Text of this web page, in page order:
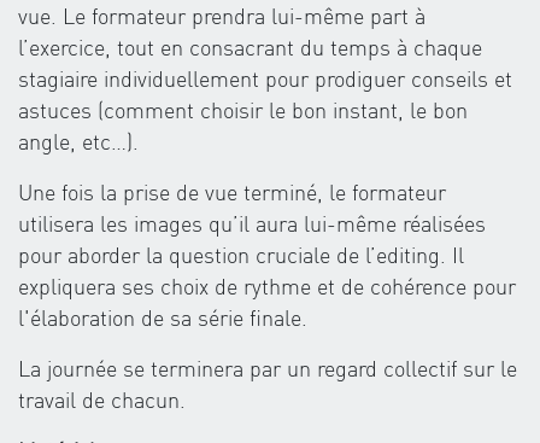
vue. Le formateur prendra lui-même part à
l’exercice, tout en consacrant du temps à chaque
stagiaire individuellement pour prodiguer conseils et
astuces (comment choisir le bon instant, le bon
angle, etc…).
Une fois la prise de vue terminé, le formateur
utilisera les images qu’il aura lui-même réalisées
pour aborder la question cruciale de l’editing. Il
expliquera ses choix de rythme et de cohérence pour
l'élaboration de sa série finale.
La journée se terminera par un regard collectif sur le
travail de chacun.